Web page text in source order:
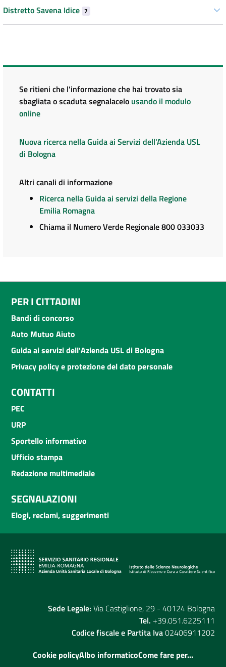
Distretto Savena Idice 7
Se ritieni che l'informazione che hai trovato sia
sbagliata o scaduta segnalacelo usando il modulo
online
Nuova ricerca nella Guida ai Servizi dell'Azienda USL
di Bologna
Altri canali di informazione
Ricerca nella Guida ai servizi della Regione
Emilia Romagna
Chiama il Numero Verde Regionale 800 033033
PER I CITTADINI
Bandi di concorso
Auto Mutuo Aiuto
Guida ai servizi dell'Azienda USL di Bologna
Privacy policy e protezione del dato personale
CONTATTI
PEC
URP
Sportello informativo
Ufficio stampa
Redazione multimediale
SEGNALAZIONI
Elogi, reclami, suggerimenti
Sede Legale: Via Castiglione, 29 - 40124 Bologna
Tel. +39.051.6225111
Codice fiscale e Partita Iva02406911202
Cookie policyAlbo informaticoCome fare per...